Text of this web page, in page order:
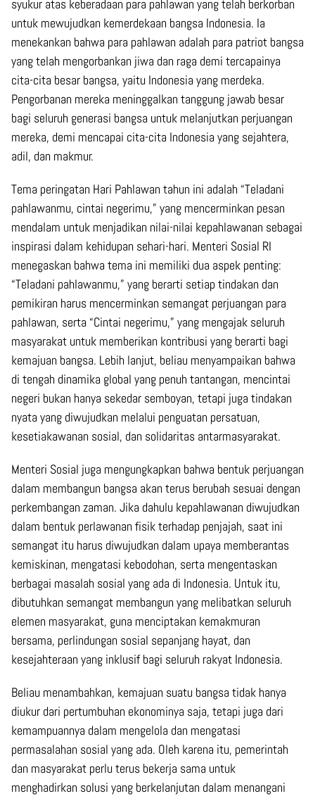
syukur atas keberadaan para pahlawan yang telah berkorban
untuk mewujudkan kemerdekaan bangsa Indonesia. Ia
menekankan bahwa para pahlawan adalah para patriot bangsa
yang telah mengorbankan jiwa dan raga demi tercapainya
cita-cita besar bangsa, yaitu Indonesia yang merdeka.
Pengorbanan mereka meninggalkan tanggung jawab besar
bagi seluruh generasi bangsa untuk melanjutkan perjuangan
mereka, demi mencapai cita-cita Indonesia yang sejahtera,
adil, dan makmur.
Tema peringatan Hari Pahlawan tahun ini adalah “Teladani
pahlawanmu, cintai negerimu,” yang mencerminkan pesan
mendalam untuk menjadikan nilai-nilai kepahlawanan sebagai
inspirasi dalam kehidupan sehari-hari. Menteri Sosial RI
menegaskan bahwa tema ini memiliki dua aspek penting:
“Teladani pahlawanmu,” yang berarti setiap tindakan dan
pemikiran harus mencerminkan semangat perjuangan para
pahlawan, serta “Cintai negerimu,” yang mengajak seluruh
masyarakat untuk memberikan kontribusi yang berarti bagi
kemajuan bangsa. Lebih lanjut, beliau menyampaikan bahwa
di tengah dinamika global yang penuh tantangan, mencintai
negeri bukan hanya sekedar semboyan, tetapi juga tindakan
nyata yang diwujudkan melalui penguatan persatuan,
kesetiakawanan sosial, dan solidaritas antarmasyarakat.
Menteri Sosial juga mengungkapkan bahwa bentuk perjuangan
dalam membangun bangsa akan terus berubah sesuai dengan
perkembangan zaman. Jika dahulu kepahlawanan diwujudkan
dalam bentuk perlawanan fisik terhadap penjajah, saat ini
semangat itu harus diwujudkan dalam upaya memberantas
kemiskinan, mengatasi kebodohan, serta mengentaskan
berbagai masalah sosial yang ada di Indonesia. Untuk itu,
dibutuhkan semangat membangun yang melibatkan seluruh
elemen masyarakat, guna menciptakan kemakmuran
bersama, perlindungan sosial sepanjang hayat, dan
kesejahteraan yang inklusif bagi seluruh rakyat Indonesia.
Beliau menambahkan, kemajuan suatu bangsa tidak hanya
diukur dari pertumbuhan ekonominya saja, tetapi juga dari
kemampuannya dalam mengelola dan mengatasi
permasalahan sosial yang ada. Oleh karena itu, pemerintah
dan masyarakat perlu terus bekerja sama untuk
menghadirkan solusi yang berkelanjutan dalam menangani